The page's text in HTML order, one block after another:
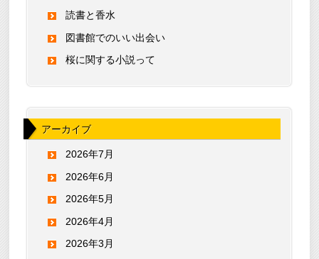
読書と香水
図書館でのいい出会い
桜に関する小説って
アーカイブ
2026年7月
2026年6月
2026年5月
2026年4月
2026年3月